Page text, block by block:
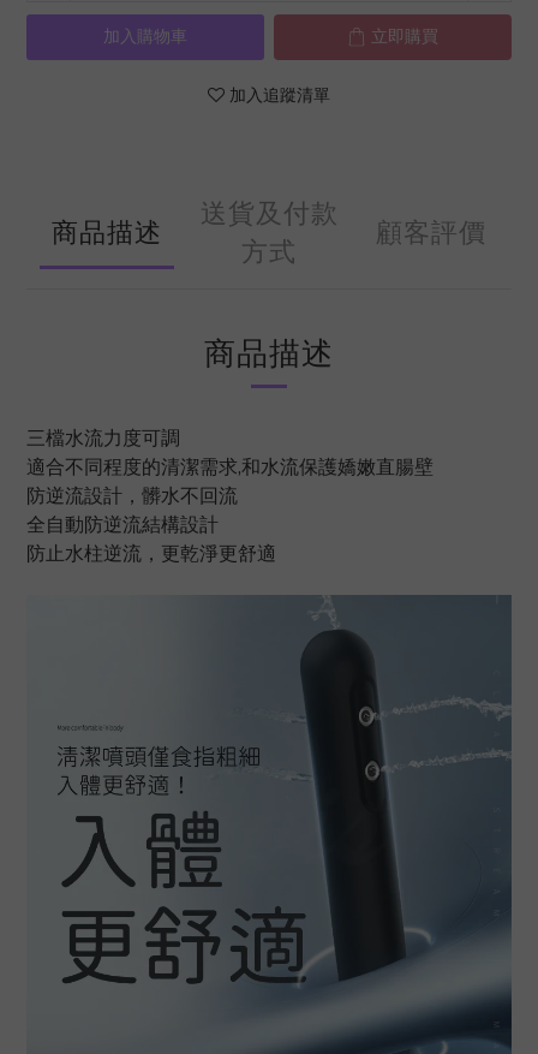
加入購物車 立即購買
加入追蹤清單
商品描述
送貨及付款
方式
顧客評價
商品描述
三檔水流力度可調
適合不同程度的清潔需求,和水流保護嬌嫩直腸壁
防逆流設計，髒水不回流
全自動防逆流結構設計
防止水柱逆流，更乾淨更舒適